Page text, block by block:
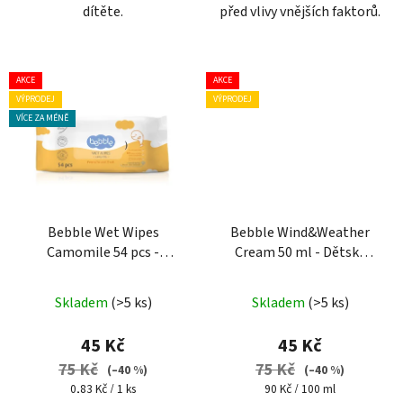
dítěte.
před vlivy vnějších faktorů.
AKCE
VÝPRODEJ
VÍCE ZA MÉNĚ
Bebble Wet Wipes
Camomile 54 pcs -
heřmánkem 54 ks
Skladem (>5 ks)
45 Kč
75 Kč (–40 %)
Měrná
0,83 Kč / 1 ks
AKCE
VÝPRODEJ
Bebble Wind&Weather
Cream 50 ml - Dětský
větru a chladu
hodnocení
produktu
je
5,0
Skladem (>5 ks)
45 Kč
75 Kč (–40 %)
Měrná
90 Kč / 100 ml